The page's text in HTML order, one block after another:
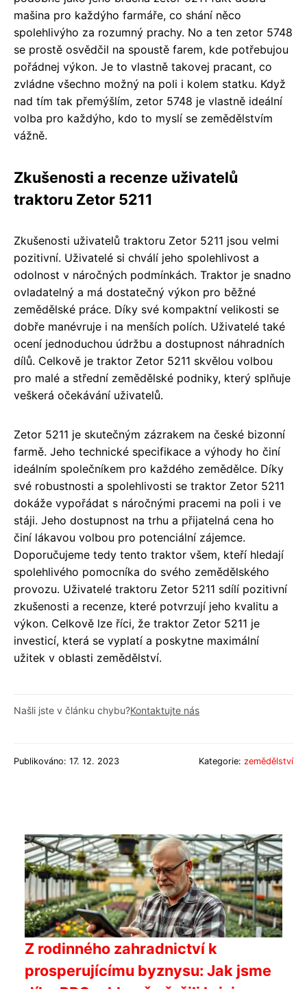
mašina pro každýho farmáře, co shání něco
spolehlivýho za rozumný prachy. No a ten zetor 5748
se prostě osvědčil na spoustě farem, kde potřebujou
pořádnej výkon. Je to vlastně takovej pracant, co
zvládne všechno možný na poli i kolem statku. Když
nad tím tak přemýšlím, zetor 5748 je vlastně ideální
volba pro každýho, kdo to myslí se zemědělstvím
vážně.
Zkušenosti a recenze uživatelů
traktoru Zetor 5211
Zkušenosti uživatelů traktoru Zetor 5211 jsou velmi
pozitivní. Uživatelé si chválí jeho spolehlivost a
odolnost v náročných podmínkách. Traktor je snadno
ovladatelný a má dostatečný výkon pro běžné
zemědělské práce. Díky své kompaktní velikosti se
dobře manévruje i na menších polích. Uživatelé také
ocení jednoduchou údržbu a dostupnost náhradních
dílů. Celkově je traktor Zetor 5211 skvělou volbou
pro malé a střední zemědělské podniky, který splňuje
veškerá očekávání uživatelů.
Zetor 5211 je skutečným zázrakem na české bizonní
farmě. Jeho technické specifikace a výhody ho činí
ideálním společníkem pro každého zemědělce. Díky
své robustnosti a spolehlivosti se traktor Zetor 5211
dokáže vypořádat s náročnými pracemi na poli i ve
stáji. Jeho dostupnost na trhu a přijatelná cena ho
činí lákavou volbou pro potenciální zájemce.
Doporučujeme tedy tento traktor všem, kteří hledají
spolehlivého pomocníka do svého zemědělského
provozu. Uživatelé traktoru Zetor 5211 sdílí pozitivní
zkušenosti a recenze, které potvrzují jeho kvalitu a
výkon. Celkově lze říci, že traktor Zetor 5211 je
investicí, která se vyplatí a poskytne maximální
užitek v oblasti zemědělství.
Našli jste v článku chybu?Kontaktujte nás
Publikováno: 17. 12. 2023 Kategorie: zemědělství
Z rodinného zahradnictví k
prosperujícímu byznysu: Jak jsme